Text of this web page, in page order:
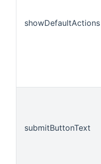
showDefaultActions
submitButtonText